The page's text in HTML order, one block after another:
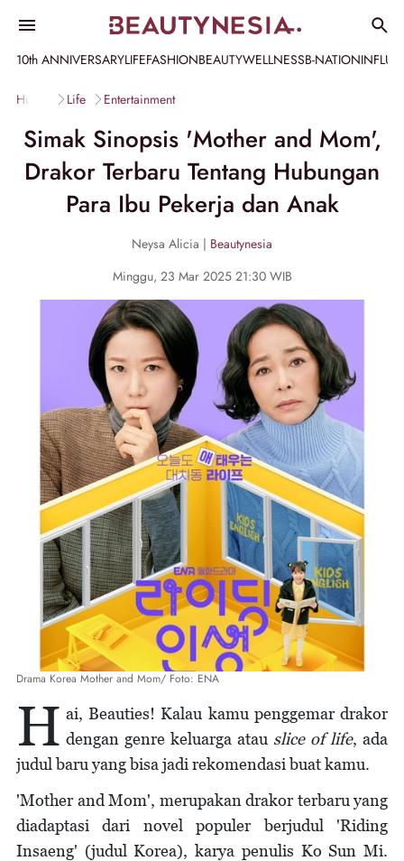
10th ANNIVERSARYLIFEFASHIONBEAUTYWELLNESSB-NATION
Home Life Entertainment
Simak Sinopsis 'Mother and Mom',
Drakor Terbaru Tentang Hubungan
Para Ibu Pekerja dan Anak
Neysa Alicia | Beautynesia
Minggu, 23 Mar 2025 21:30 WIB
Drama Korea Mother and Mom/ Foto: ENA
H ai, Beauties! Kalau kamu penggemar drakor
dengan genre keluarga atau slice of life, ada
judul baru yang bisa jadi rekomendasi buat kamu.
'Mother and Mom', merupakan drakor terbaru yang
diadaptasi dari novel populer berjudul 'Riding
Insaeng' (judul Korea), karya penulis Ko Sun Mi.